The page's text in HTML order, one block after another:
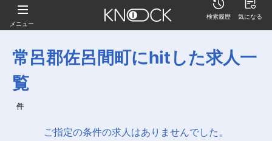
メニュー
検索履歴 気になる
常呂郡佐呂間町にhitした求人一
覧
件
ご指定の条件の求人はありませんでした。